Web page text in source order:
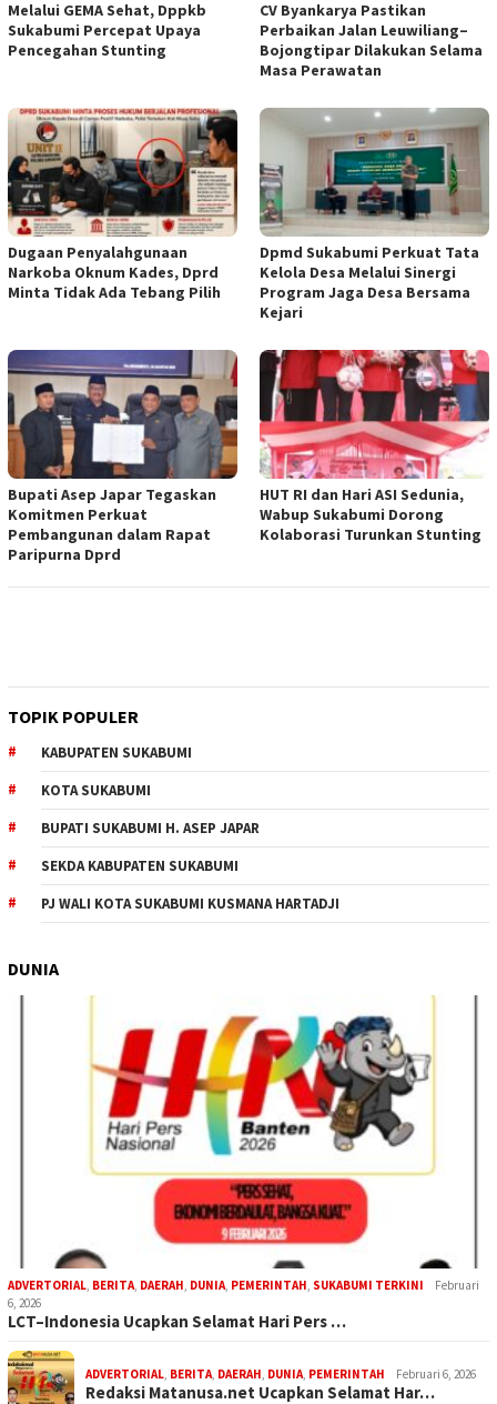
Melalui GEMA Sehat, Dppkb
Sukabumi Percepat Upaya
Pencegahan Stunting
CV Byankarya Pastikan
Perbaikan Jalan Leuwiliang–
Bojongtipar Dilakukan Selama
Masa Perawatan
Dugaan Penyalahgunaan
Narkoba Oknum Kades, Dprd
Minta Tidak Ada Tebang Pilih
Dpmd Sukabumi Perkuat Tata
Kelola Desa Melalui Sinergi
Program Jaga Desa Bersama
Kejari
Bupati Asep Japar Tegaskan
Komitmen Perkuat
Pembangunan dalam Rapat
Paripurna Dprd
HUT RI dan Hari ASI Sedunia,
Wabup Sukabumi Dorong
Kolaborasi Turunkan Stunting
TOPIK POPULER
KABUPATEN SUKABUMI
KOTA SUKABUMI
BUPATI SUKABUMI H. ASEP JAPAR
SEKDA KABUPATEN SUKABUMI
PJ WALI KOTA SUKABUMI KUSMANA HARTADJI
DUNIA
ADVERTORIAL, BERITA, DAERAH, DUNIA, PEMERINTAH, SUKABUMI TERKINI
Februari
6, 2026
LCT–Indonesia Ucapkan Selamat Hari Pers …
ADVERTORIAL, BERITA, DAERAH, DUNIA, PEMERINTAH Februari 6, 2026
Redaksi Matanusa.net Ucapkan Selamat Har…